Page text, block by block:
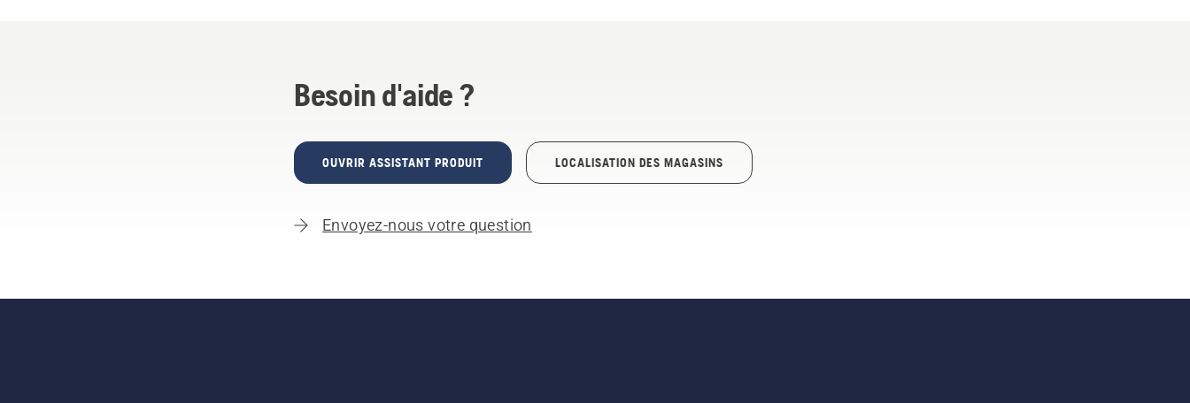
Besoin d'aide ?
OUVRIR ASSISTANT PRODUIT LOCALISATION DES MAGASINS
Envoyez-nous votre question